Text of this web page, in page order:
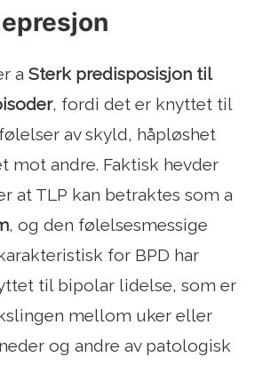
a Sterk predisposisjon til
, fordi det er knyttet til
av skyld, håpløshet
mot andre. Faktisk hevder
at TLP kan betraktes som a
, og den følelsesmessige
for BPD har
til bipolar lidelse, som er
mellom uker eller
og andre av patologisk